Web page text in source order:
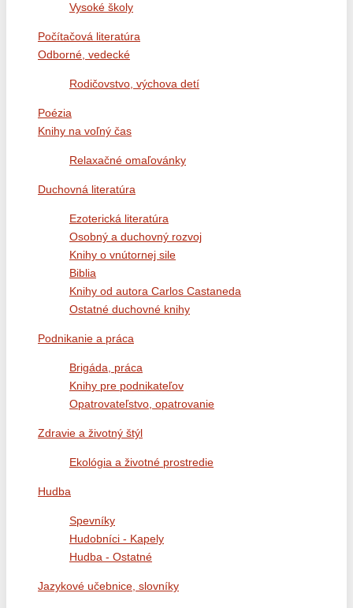
Vysoké školy
Počítačová literatúra
Odborné, vedecké
Rodičovstvo, výchova detí
Poézia
Knihy na voľný čas
Relaxačné omaľovánky
Duchovná literatúra
Ezoterická literatúra
Osobný a duchovný rozvoj
Knihy o vnútornej sile
Biblia
Knihy od autora Carlos Castaneda
Ostatné duchovné knihy
Podnikanie a práca
Brigáda, práca
Knihy pre podnikateľov
Opatrovateľstvo, opatrovanie
Zdravie a životný štýl
Ekológia a životné prostredie
Hudba
Spevníky
Hudobníci - Kapely
Hudba - Ostatné
Jazykové učebnice, slovníky